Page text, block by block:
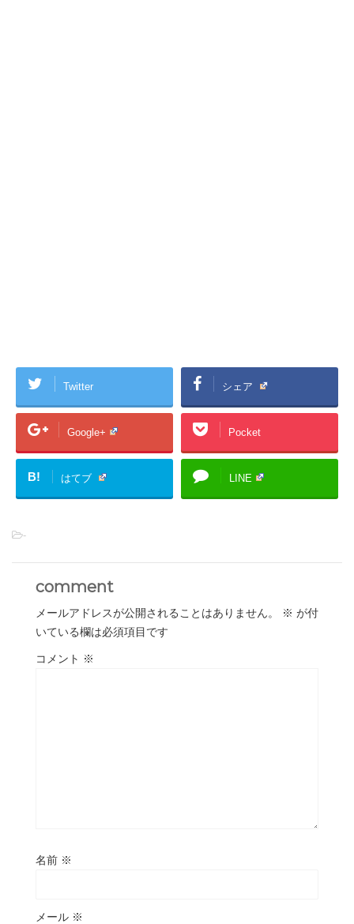
Twitter シェア
Google+ Pocket
B! はてブ LINE
-
comment
メールアドレスが公開されることはありません。 ※ が付
いている欄は必須項目です
コメント ※
名前 ※
メール ※